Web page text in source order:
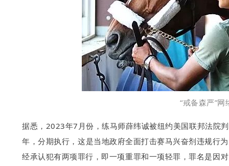
“戒备森严”网
据悉，2023年7月份，练马师薛纬诚被纽约美国联邦法院
年，分期执行，这是当地政府全面打击赛马兴奋剂违规行
经承认犯有两项罪行，即一项重罪和一项轻罪，罪名是因